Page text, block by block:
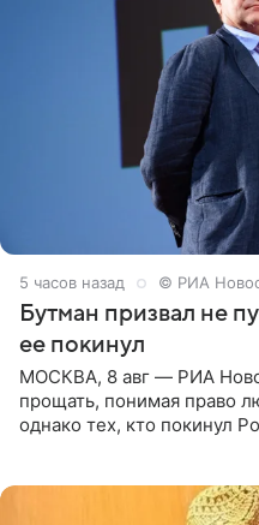
5 часов назад © РИА
Бутман призвал не
ее покинул
МОСКВА, 8 авг — РИА
прощать, понимая право
однако тех, кто покинул